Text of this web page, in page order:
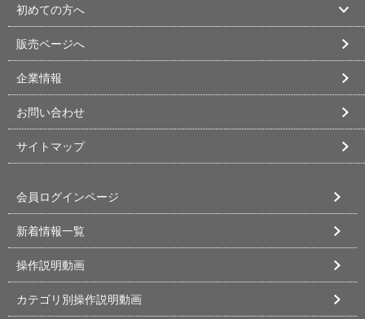
初めての方へ
販売ページへ
企業情報
お問い合わせ
サイトマップ
会員ログインページ
新着情報一覧
操作説明動画
カテゴリ別操作説明動画